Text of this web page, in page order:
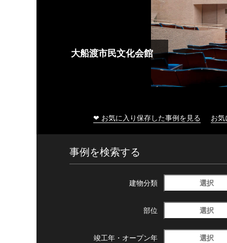
大船渡市民文化会館
❤ お気に入り保存した事例を見る お
事例を検索する
建物分類 選択
部位 選択
竣工年・ オープン年 選択